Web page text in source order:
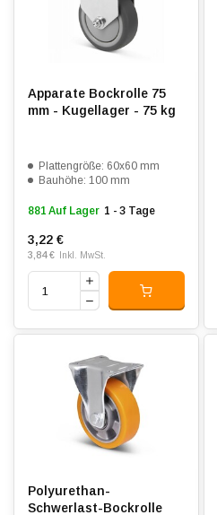
Apparate Bockrolle 75
mm - Kugellager - 75 kg
Plattengröße: 60x60 mm
Bauhöhe: 100 mm
881 Auf Lager 1 - 3 Tage
3,22 €
3,84 € Inkl. MwSt.
Polyurethan-
Schwerlast-Bockrolle